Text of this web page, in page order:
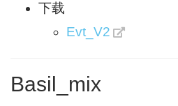
下载
Evt_V2
Basil_mix